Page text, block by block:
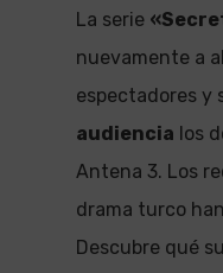
La serie
nuevamente a
espectadores y
audiencia los
Antena 3. Los
drama turco
Descubre qué